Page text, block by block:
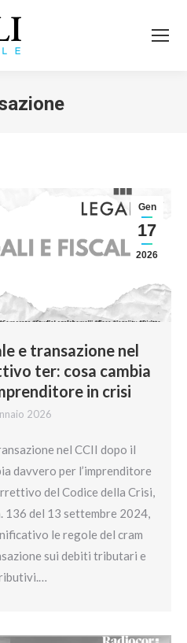
e transazione nel
ter: cosa cambia
in crisi
2026
Gen
17
2026
nel CCII dopo il
davvero per l’imprenditore
del Codice della Crisi,
136 del 13 settembre 2024,
le regole del cram
sui debiti tributari e